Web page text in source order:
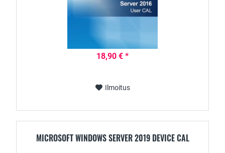
18,90 € *
Ilmoitus
MICROSOFT WINDOWS SERVER 2019 DEVICE CAL